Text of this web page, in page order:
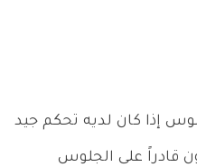
إذا كان لديه تحكم جيد
قادراً على الجلوس